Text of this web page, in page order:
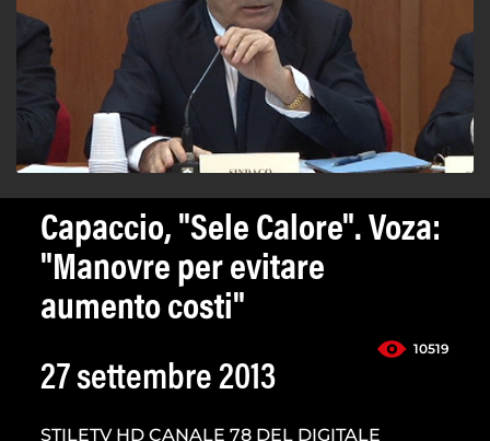
Capaccio, "Sele Calore". Voza:
"Manovre per evitare
aumento costi"
10519
27 settembre 2013
STILETV HD CANALE 78 DEL DIGITALE